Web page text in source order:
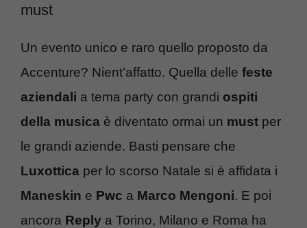
must
Un evento unico e raro quello proposto da
Accenture? Nient’affatto. Quella delle feste
aziendali a tema party con grandi ospiti
della musica è diventato ormai un must per
le grandi aziende. Basti pensare che
Luxottica per lo scorso Natale si è affidata i
Maneskin e Pwc a Marco Mengoni. E poi
ancora Reply a Torino, Milano e Roma ha